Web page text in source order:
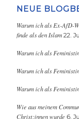
NEUE
Warum ich als Ex-AfD-
finde als den Islam 22.
Warum ich als
Warum ich als
Warum ich als
Wie aus meinem
Christ:innen wurde 6.